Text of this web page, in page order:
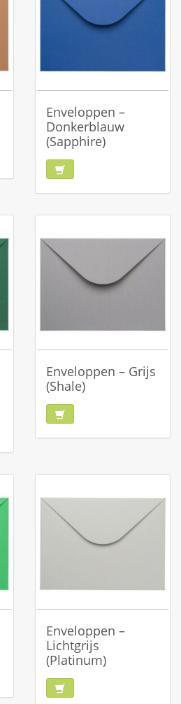
Enveloppen –
Donkerblauw
(Sapphire)
Enveloppen – Grijs
(Shale)
Enveloppen –
Lichtgrijs
(Platinum)